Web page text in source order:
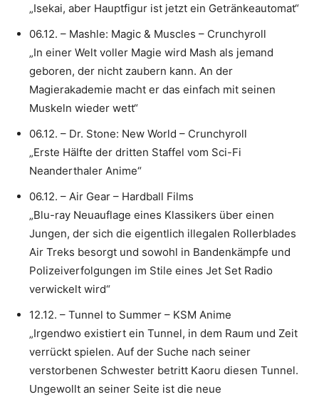
„Isekai, aber Hauptfigur ist jetzt ein Getränkeautomat“
06.12. – Mashle: Magic & Muscles – Crunchyroll
„In einer Welt voller Magie wird Mash als jemand
geboren, der nicht zaubern kann. An der
Magierakademie macht er das einfach mit seinen
Muskeln wieder wett“
06.12. – Dr. Stone: New World – Crunchyroll
„Erste Hälfte der dritten Staffel vom Sci-Fi
Neanderthaler Anime“
06.12. – Air Gear – Hardball Films
„Blu-ray Neuauflage eines Klassikers über einen
Jungen, der sich die eigentlich illegalen Rollerblades
Air Treks besorgt und sowohl in Bandenkämpfe und
Polizeiverfolgungen im Stile eines Jet Set Radio
verwickelt wird“
12.12. – Tunnel to Summer – KSM Anime
„Irgendwo existiert ein Tunnel, in dem Raum und Zeit
verrückt spielen. Auf der Suche nach seiner
verstorbenen Schwester betritt Kaoru diesen Tunnel.
Ungewollt an seiner Seite ist die neue